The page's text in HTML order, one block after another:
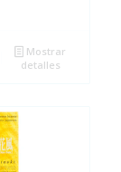
Mostrar
detalles